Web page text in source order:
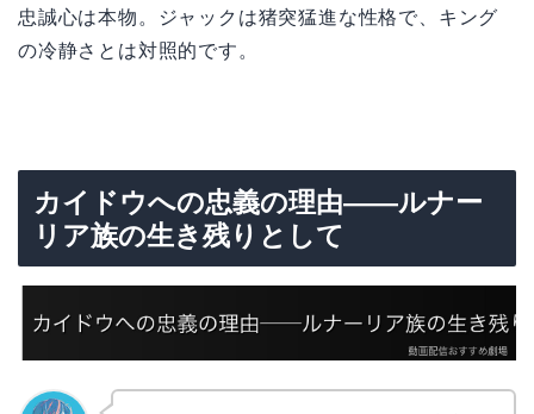
忠誠心は本物。ジャックは猪突猛進な性格で、キング
の冷静さとは対照的です。
カイドウへの忠義の理由——ルナー
リア族の生き残りとして